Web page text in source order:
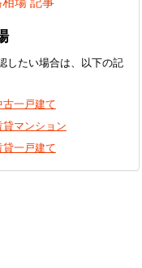
したい場合は、以下の記
古一戸建て
貸マンション
貸一戸建て